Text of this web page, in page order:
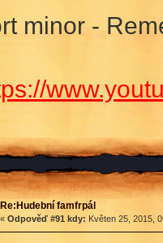
minor -
Re:Hudební famfrpál
« Odpověď #91 kdy: Květen 25, 2015,